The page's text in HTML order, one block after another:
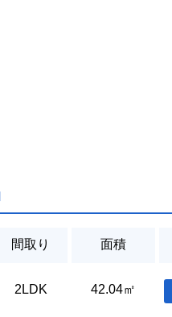
間取り 面積
2LDK 42.04㎡